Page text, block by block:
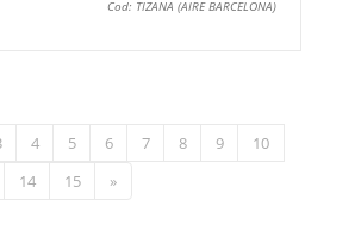
Cod: TIZANA (AIRE BARCELONA)
4 5 6 7 8 9
10
14 15 »